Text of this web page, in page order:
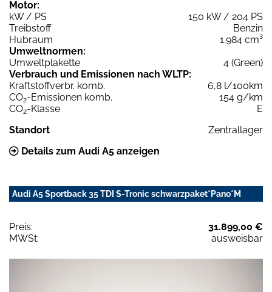
Motor:
kW / PS
150 kW / 204 PS
Treibstoff
Benzin
Hubraum
1.984 cm³
Umweltnormen:
Umweltplakette
4 (Green)
Verbrauch und Emissionen nach WLTP:
Kraftstoffverbr. komb.
6,8 l/100km
CO2-Emissionen komb.
154 g/km
CO2-Klasse
E
Standort
Zentrallager
Details zum Audi A5 anzeigen
Audi A5 Sportback 35 TDI S-Tronic schwarzpaket*Pano*M
Preis:
31.899,00 €
MWSt:
ausweisbar